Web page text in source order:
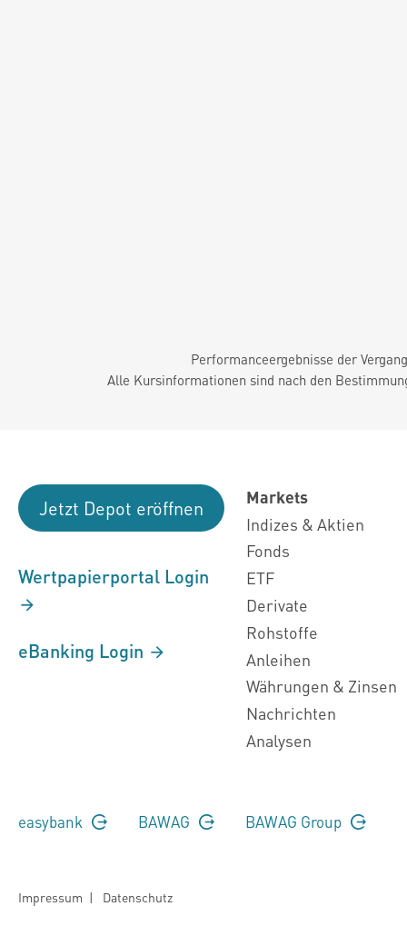
Performanceergebnisse der
Alle Kursinformationen sind nach den
Jetzt Depot eröffnen
Wertpapierportal Login
eBanking Login
Markets
Indizes & Aktien
Fonds
ETF
Derivate
Rohstoffe
Anleihen
Währungen & Zinsen
Nachrichten
Analysen
easybank BAWAG BAWAG Group
Impressum | Datenschutz